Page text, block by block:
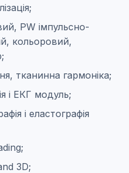
PW імпульсно-
кольоровий,
тканинна гармоніка;
і ЕКГ модуль;
і еластографія
3D;